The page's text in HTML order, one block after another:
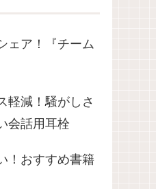
ェア！『チーム
軽減！騒がしさ
会話用耳栓
！おすすめ書籍